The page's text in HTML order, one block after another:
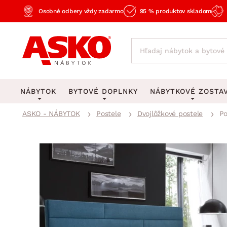
Osobné odbery vždy zadarmo 95 % produktov skladom
NÁBYTOK
Pracovňa a kancelária
BYTOVÉ DOPLNKY
Behúne a malé koberce
Zobrazit vše
Stropné osvetlenie
Lustre a závesné
Stojacie lampy
Zobrazit vše
NÁBYTKOVÉ
Spálňové
Kancelárske
Kuchynské
Detské zostavy
Predsieňové
ASKO - NÁBYTOK Postele Dvojlôžkové postele